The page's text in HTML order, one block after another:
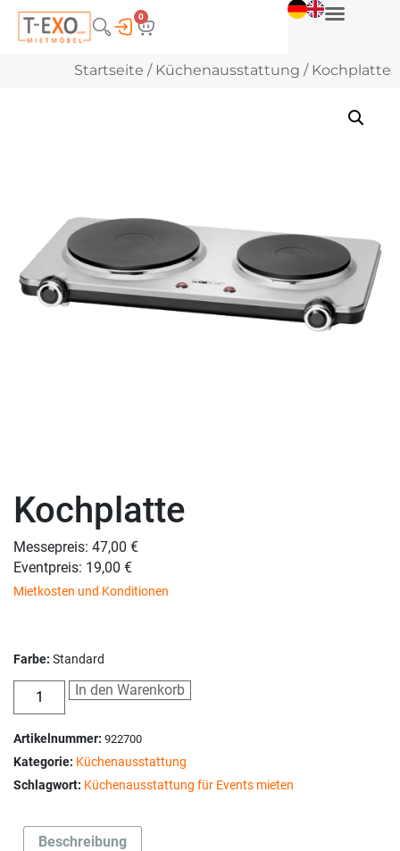
0
Startseite / Küchenausstattung / Kochplatte
Kochplatte
Messepreis: 47,00 €
Eventpreis: 19,00 €
Mietkosten und Konditionen
Farbe: Standard
In den Warenkorb
Artikelnummer: 922700
Kategorie: Küchenausstattung
Schlagwort: Küchenausstattung für Events mieten
Beschreibung